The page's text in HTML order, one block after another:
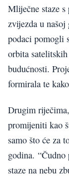
Mliječne staze
zvijezda u
podaci pomogli
orbita
budućnosti.
formirala te
Drugim
promijeniti kao
samo što će za
godina.
staze na nebu